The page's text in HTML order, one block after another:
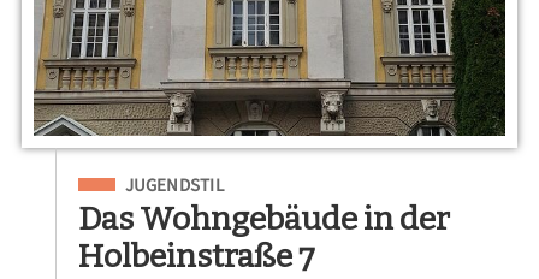
Eingeordnet unter
JUGENDSTIL
Das Wohngebäude in der
Holbeinstraße 7